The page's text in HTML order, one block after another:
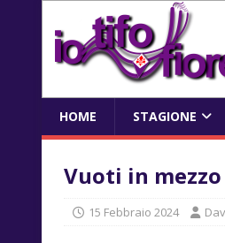
HOME STAGIONE
Vuoti in mezzo
15 Febbraio 2024